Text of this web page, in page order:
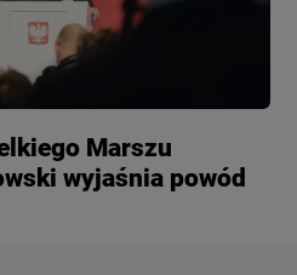
Marszu
wyjaśnia powód